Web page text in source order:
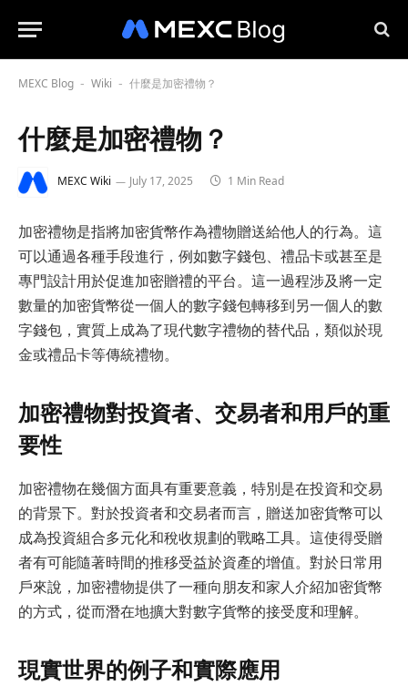
MEXC Blog - Wiki - 什麼是加密禮物？
什麼是加密禮物？
MEXC Wiki July 17, 2025 1 Min Read
加密禮物是指將加密貨幣作為禮物贈送給他人的行為。這
可以通過各種手段進行，例如數字錢包、禮品卡或甚至是
專門設計用於促進加密贈禮的平台。這一過程涉及將一定
數量的加密貨幣從一個人的數字錢包轉移到另一個人的數
字錢包，實質上成為了現代數字禮物的替代品，類似於現
金或禮品卡等傳統禮物。
加密禮物對投資者、交易者和用戶的重
要性
加密禮物在幾個方面具有重要意義，特別是在投資和交易
的背景下。對於投資者和交易者而言，贈送加密貨幣可以
成為投資組合多元化和稅收規劃的戰略工具。這使得受贈
者有可能隨著時間的推移受益於資產的增值。對於日常用
戶來說，加密禮物提供了一種向朋友和家人介紹加密貨幣
的方式，從而潛在地擴大對數字貨幣的接受度和理解。
現實世界的例子和實際應用